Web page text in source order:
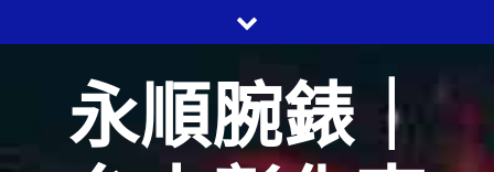
to
永順腕錶｜